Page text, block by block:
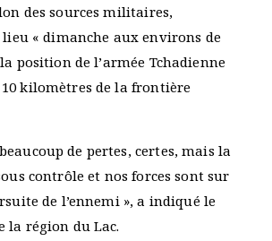
des sources militaires,
lieu « dimanche aux environs de
position de l’armée Tchadienne
kilomètres de la frontière
de pertes, certes, mais la
contrôle et nos forces sont sur
de l’ennemi », a indiqué le
la région du Lac.